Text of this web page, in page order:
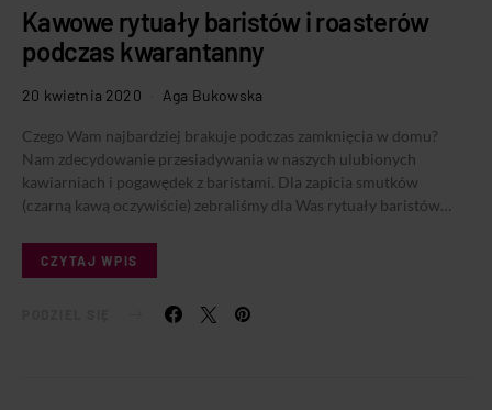
Kawowe rytuały baristów i roasterów
podczas kwarantanny
20 kwietnia 2020 Aga Bukowska
Czego Wam najbardziej brakuje podczas zamknięcia w domu?
Nam zdecydowanie przesiadywania w naszych ulubionych
kawiarniach i pogawędek z baristami. Dla zapicia smutków
(czarną kawą oczywiście) zebraliśmy dla Was rytuały baristów…
CZYTAJ WPIS